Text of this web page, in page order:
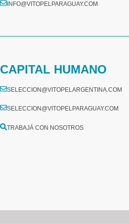
INFO@VITOPELPARAGUAY.COM
CAPITAL HUMANO
SELECCION@VITOPELARGENTINA.COM
SELECCION@VITOPELPARAGUAY.COM
TRABAJÁ CON NOSOTROS